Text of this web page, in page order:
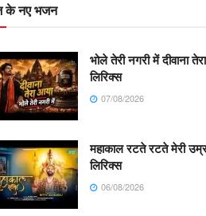
नए भजन
भोले तेरी नगरी में दीवाना
लिरिक्स
07/08/2026
महाकाल रटते रटते मेरी
लिरिक्स
06/08/2026